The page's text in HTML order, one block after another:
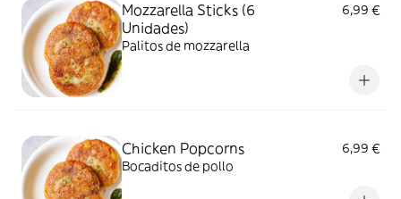
Mozzarella Sticks (6
Unidades)
6,99 €
Palitos de mozzarella
Chicken Popcorns
6,99 €
Bocaditos de pollo